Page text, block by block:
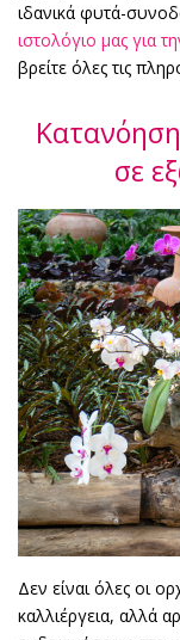
ιδανικά φυτά-
ιστολόγιο μας για
βρείτε όλες τις
σε
Δεν είναι όλες οι
καλλιέργεια, αλλά